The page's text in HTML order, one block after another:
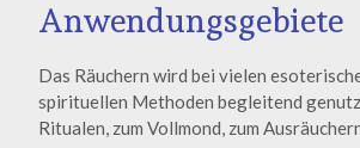
Anwendungsgebiete
Das Räuchern wird bei vielen
spirituellen Methoden begleitend
Ritualen, zum Vollmond, zum